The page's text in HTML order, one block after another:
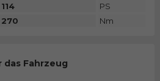
114
PS
270 Nm
Fahrzeug